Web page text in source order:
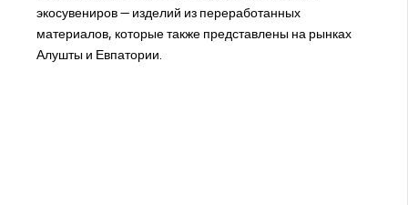
экосувениров — изделий из переработанных
материалов, которые также представлены на рынках
Алушты и Евпатории.